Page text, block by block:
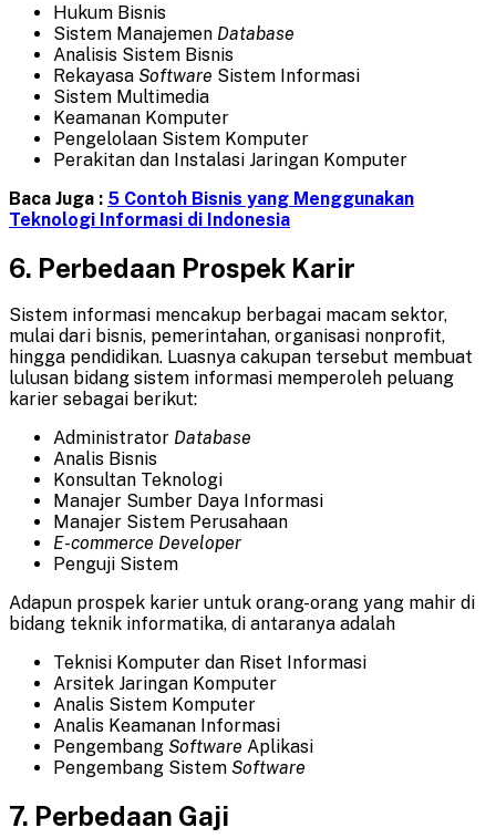
Hukum Bisnis
Sistem Manajemen Database
Analisis Sistem Bisnis
Rekayasa Software Sistem Informasi
Sistem Multimedia
Keamanan Komputer
Pengelolaan Sistem Komputer
Perakitan dan Instalasi Jaringan Komputer
Baca Juga : 5 Contoh Bisnis yang Menggunakan
Teknologi Informasi di Indonesia
6. Perbedaan Prospek Karir
Sistem informasi mencakup berbagai macam sektor,
mulai dari bisnis, pemerintahan, organisasi nonprofit,
hingga pendidikan. Luasnya cakupan tersebut membuat
lulusan bidang sistem informasi memperoleh peluang
karier sebagai berikut:
Administrator Database
Analis Bisnis
Konsultan Teknologi
Manajer Sumber Daya Informasi
Manajer Sistem Perusahaan
E-commerce Developer
Penguji Sistem
Adapun prospek karier untuk orang-orang yang mahir di
bidang teknik informatika, di antaranya adalah
Teknisi Komputer dan Riset Informasi
Arsitek Jaringan Komputer
Analis Sistem Komputer
Analis Keamanan Informasi
Pengembang Software Aplikasi
Pengembang Sistem Software
7. Perbedaan Gaji